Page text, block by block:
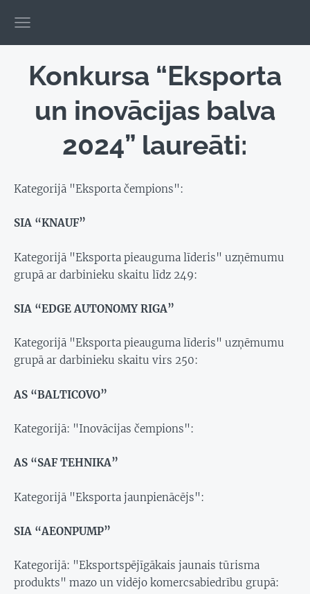
Konkursa “Eksporta
un inovācijas balva
2024” laureāti:
Kategorijā "Eksporta čempions":
SIA “KNAUF”
Kategorijā "Eksporta pieauguma līderis" uzņēmumu
grupā ar darbinieku skaitu līdz 249:
SIA “EDGE AUTONOMY RIGA”
Kategorijā "Eksporta pieauguma līderis" uzņēmumu
grupā ar darbinieku skaitu virs 250:
AS “BALTICOVO”
Kategorijā: "Inovācijas čempions":
AS “SAF TEHNIKA”
Kategorijā "Eksporta jaunpienācējs":
SIA “AEONPUMP”
Kategorijā: "Eksportspējīgākais jaunais tūrisma
produkts" mazo un vidējo komercsabiedrību grupā: